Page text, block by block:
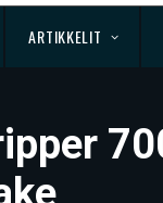
ARTIKKELIT